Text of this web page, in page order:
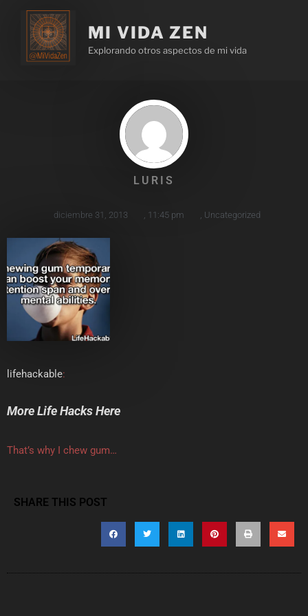
MI VIDA ZEN
Explorando otros aspectos de mi vida
LURIS
diciembre 31, 2013 11:45 pm Uncategorized
lifehackable:
More Life Hacks Here
That’s why I chew gum…
SHARE THIS POST